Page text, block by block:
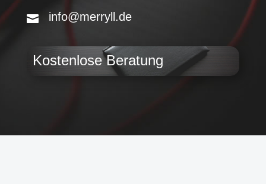
info@merryll.de
Kostenlose Beratung